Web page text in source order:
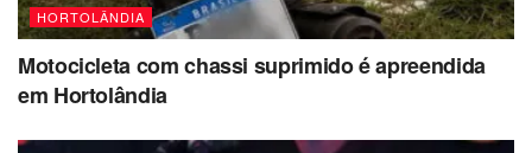
HORTOLÂNDIA
Motocicleta com chassi suprimido é apreendida
em Hortolândia